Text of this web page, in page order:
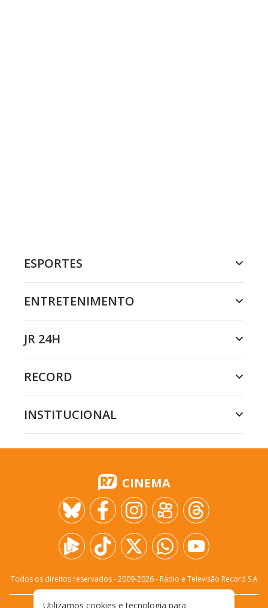
ESPORTES
ENTRETENIMENTO
JR 24H
RECORD
INSTITUCIONAL
CINEMA
Todos os direitos reservados - 2009-2026- Rádio e Televisão Record S.A
Utilizamos cookies e tecnologia para